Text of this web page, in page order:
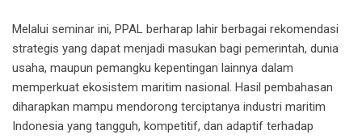
Melalui seminar ini, PPAL berharap lahir berbagai rekomendasi
strategis yang dapat menjadi masukan bagi pemerintah, dunia
usaha, maupun pemangku kepentingan lainnya dalam
memperkuat ekosistem maritim nasional. Hasil pembahasan
diharapkan mampu mendorong terciptanya industri maritim
Indonesia yang tangguh, kompetitif, dan adaptif terhadap